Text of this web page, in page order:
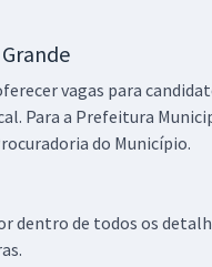
vagas para
Para a Prefeitura
do Município.
dentro de todos os